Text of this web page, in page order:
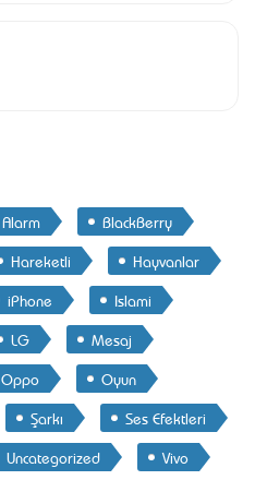
Alarm
BlackBerry
Hareketli
Hayvanlar
iPhone
Islami
LG
Mesaj
Oppo
Oyun
Şarkı
Ses Efektleri
Uncategorized Vivo